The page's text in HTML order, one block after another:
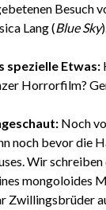
Besuch
Lang (Blue Sky
spezielle Etwas:
Horrorfilm?
Noch
noch bevor die
Wir
mongoloides
Zwillingsbrüder